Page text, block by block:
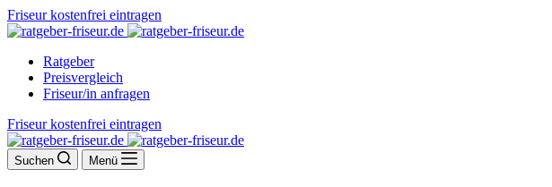
Friseur kostenfrei eintragen
Ratgeber
Preisvergleich
Friseur/in anfragen
Friseur kostenfrei eintragen
Suchen Menü